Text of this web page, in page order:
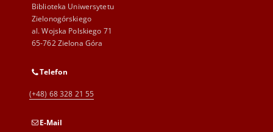
Biblioteka Uniwersytetu
Zielonogórskiego
al. Wojska Polskiego 71
65-762 Zielona Góra
Telefon
(+48) 68 328 21 55
E-Mail